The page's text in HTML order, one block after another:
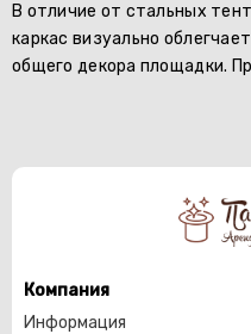
В отличие от стальных
каркас визуально
общего декора площадки.
Компания
Информация